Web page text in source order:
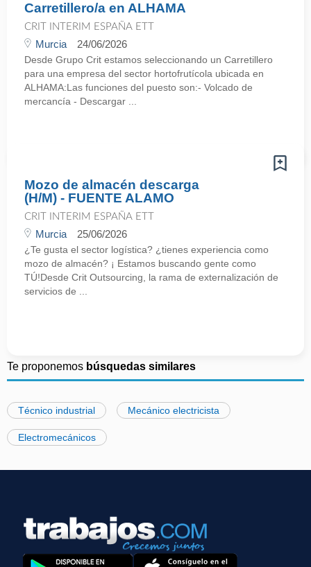
Carretillero/a en ALHAMA
CRIT INTERIM ESPAÑA ETT
Murcia 24/06/2026
Desde Grupo Crit estamos seleccionando un Carretillero
para una empresa del sector hortofrutícola ubicada en
ALHAMA:Las funciones del puesto son:- Volcado de
mercancía - Descargar ...
Mozo de almacén descarga
(H/M) - FUENTE ALAMO
CRIT INTERIM ESPAÑA ETT
Murcia 25/06/2026
¿Te gusta el sector logística? ¿tienes experiencia como
mozo de almacén? ¡ Estamos buscando gente como
TÚ!Desde Crit Outsourcing, la rama de externalización de
servicios de ...
Te proponemos búsquedas similares
Técnico industrial Mecánico electricista
Electromecánicos